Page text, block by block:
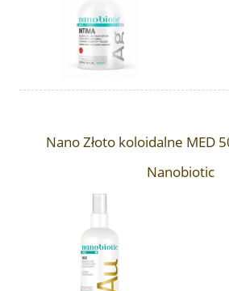
Nano Złoto koloidalne MED
Nanobiotic